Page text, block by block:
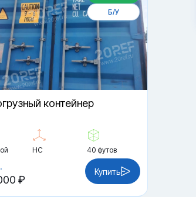
Б/У
контейнер
HC 40 футов
₽
Купить